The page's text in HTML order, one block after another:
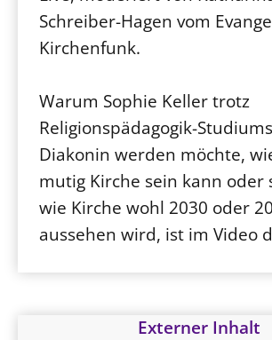
Schreiber-Hagen vom
Kirchenfunk.
Warum Sophie Keller trotz
Religionspädagogik-
Diakonin werden möchte,
mutig Kirche sein kann oder
wie Kirche wohl 2030 oder
aussehen wird, ist im Video
Externer Inhalt